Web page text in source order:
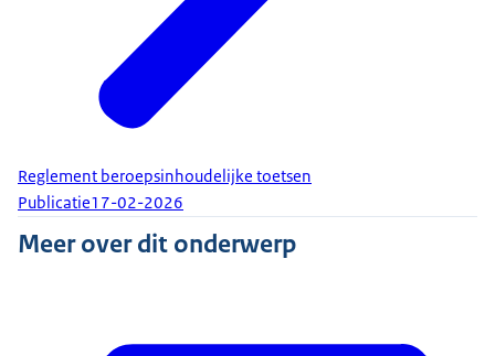
Reglement beroepsinhoudelijke toetsen
Publicatie17-02-2026
Meer over dit onderwerp